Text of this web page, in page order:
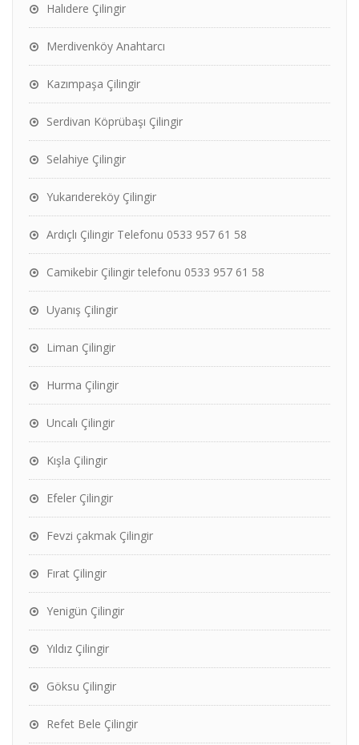
Halıdere Çilingir
Merdivenköy Anahtarcı
Kazımpaşa Çilingir
Serdivan Köprübaşı Çilingir
Selahiye Çilingir
Yukarıdereköy Çilingir
Ardıçlı Çilingir Telefonu 0533 957 61 58
Camikebir Çilingir telefonu 0533 957 61 58
Uyanış Çilingir
Liman Çilingir
Hurma Çilingir
Uncalı Çilingir
Kışla Çilingir
Efeler Çilingir
Fevzi çakmak Çilingir
Fırat Çilingir
Yenigün Çilingir
Yıldız Çilingir
Göksu Çilingir
Refet Bele Çilingir